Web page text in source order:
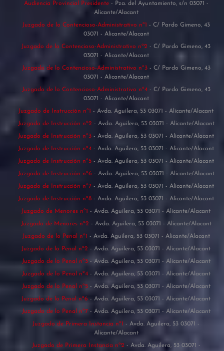
Audiencia Provincial Presidente - Pza. del Ayuntamiento, s/n 03071 -
Alicante/Alacant
Juzgado de lo Contencioso-Administrativo nº1 - C/ Pardo Gimeno, 43
03071 - Alicante/Alacant
Juzgado de lo Contencioso-Administrativo nº2 - C/ Pardo Gimeno, 43
03071 - Alicante/Alacant
Juzgado de lo Contencioso-Administrativo nº3 - C/ Pardo Gimeno, 43
03071 - Alicante/Alacant
Juzgado de lo Contencioso-Administrativo nº4 - C/ Pardo Gimeno, 43
03071 - Alicante/Alacant
Juzgado de Instrucción nº1 - Avda. Aguilera, 53 03071 - Alicante/Alacant
Juzgado de Instrucción nº2 - Avda. Aguilera, 53 03071 - Alicante/Alacant
Juzgado de Instrucción nº3 - Avda. Aguilera, 53 03071 - Alicante/Alacant
Juzgado de Instrucción nº4 - Avda. Aguilera, 53 03071 - Alicante/Alacant
Juzgado de Instrucción nº5 - Avda. Aguilera, 53 03071 - Alicante/Alacant
Juzgado de Instrucción nº6 - Avda. Aguilera, 53 03071 - Alicante/Alacant
Juzgado de Instrucción nº7 - Avda. Aguilera, 53 03071 - Alicante/Alacant
Juzgado de Instrucción nº8 - Avda. Aguilera, 53 03071 - Alicante/Alacant
Juzgado de Menores nº1 - Avda. Aguilera, 53 03071 - Alicante/Alacant
Juzgado de Menores nº2 - Avda. Aguilera, 53 03071 - Alicante/Alacant
Juzgado de lo Penal nº1 - Avda. Aguilera, 53 03071 - Alicante/Alacant
Juzgado de lo Penal nº2 - Avda. Aguilera, 53 03071 - Alicante/Alacant
Juzgado de lo Penal nº3 - Avda. Aguilera, 53 03071 - Alicante/Alacant
Juzgado de lo Penal nº4 - Avda. Aguilera, 53 03071 - Alicante/Alacant
Juzgado de lo Penal nº5 - Avda. Aguilera, 53 03071 - Alicante/Alacant
Juzgado de lo Penal nº6 - Avda. Aguilera, 53 03071 - Alicante/Alacant
Juzgado de lo Penal nº7 - Avda. Aguilera, 53 03071 - Alicante/Alacant
Juzgado de Primera Instancia nº1 - Avda. Aguilera, 53 03071 -
Alicante/Alacant
Juzgado de Primera Instancia nº2 - Avda. Aguilera, 53 03071 -